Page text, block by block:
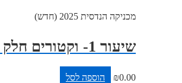
מכניקה הנדסית 2025 (חדש)
שיעור 1- וקטורים חלק א
הוספה לסל